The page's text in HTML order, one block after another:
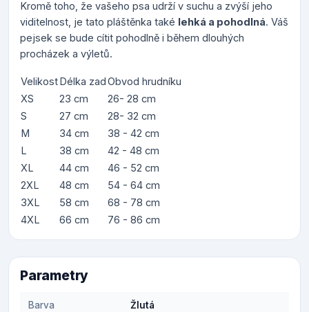
Kromě toho, že vašeho psa udrží v suchu a zvýší jeho
viditelnost, je tato pláštěnka také lehká a pohodlná. Váš
pejsek se bude cítit pohodlně i během dlouhých
procházek a výletů.
VelikostDélka zadObvod hrudníku
XS
23 cm
26- 28 cm
S
27 cm
28- 32 cm
M
34 cm
38 - 42 cm
L
38 cm
42 - 48 cm
XL
44 cm
46 - 52 cm
2XL
48 cm
54 - 64 cm
3XL
58 cm
68 - 78 cm
4XL
66 cm 76 - 86 cm
Parametry
Barva Žlutá